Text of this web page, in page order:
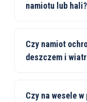
namiotu lub hali?
Czy namiot
deszczem i
Czy na wesele